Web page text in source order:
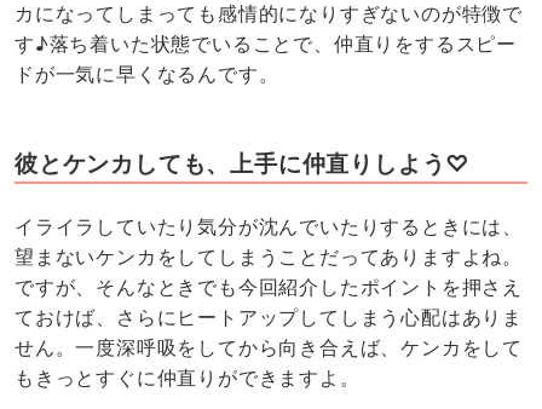
カになってしまっても感情的になりすぎないのが特徴で
す♪落ち着いた状態でいることで、仲直りをするスピー
ドが一気に早くなるんです。
彼とケンカしても、上手に仲直りしよう♡
イライラしていたり気分が沈んでいたりするときには、
望まないケンカをしてしまうことだってありますよね。
ですが、そんなときでも今回紹介したポイントを押さえ
ておけば、さらにヒートアップしてしまう心配はありま
せん。一度深呼吸をしてから向き合えば、ケンカをして
もきっとすぐに仲直りができますよ。